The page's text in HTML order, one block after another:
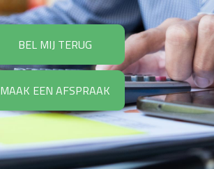
BEL MIJ TERUG
MAAK EEN AFSPRAAK